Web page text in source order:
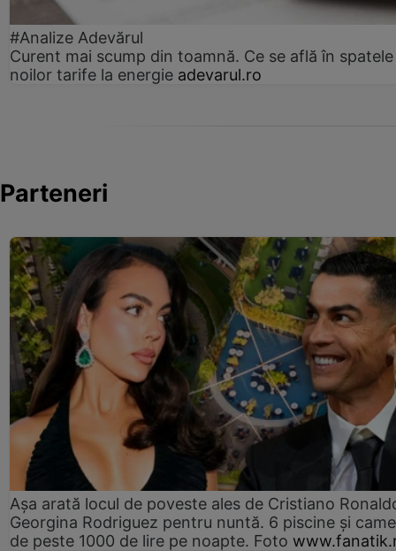
#Analize Adevărul
Curent mai scump din toamnă. Ce se află în spatele
noilor tarife la energie adevarul.ro
Parteneri
Așa arată locul de poveste ales de Cristiano
Georgina Rodriguez pentru nuntă. 6 piscine și
de peste 1000 de lire pe noapte. Foto